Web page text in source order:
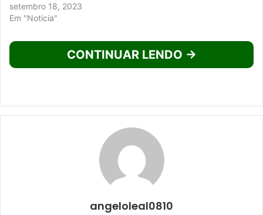
setembro 18, 2023
Em "Noticia"
CONTINUAR LENDO →
angeloleal0810